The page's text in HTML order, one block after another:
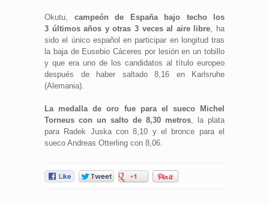
Okutu, campeón de España bajo techo los
3 últimos años y otras 3 veces al aire libre, ha
sido el único español en participar en longitud tras
la baja de Eusebio Cáceres por lesión en un tobillo
y que era uno de los candidatos al título europeo
después de haber saltado 8,16 en Karlsruhe
(Alemania).
La medalla de oro fue para el sueco Michel
Torneus con un salto de 8,30 metros, la plata
para Radek Juska con 8,10 y el bronce para el
sueco Andreas Otterling con 8,06.